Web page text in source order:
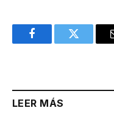
FacebookTwitter
LEER MÁS